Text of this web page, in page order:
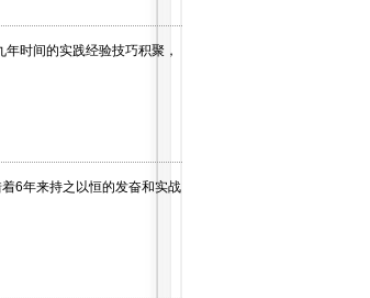
时间的实践经验技巧积聚，
6年来持之以恒的发奋和实战